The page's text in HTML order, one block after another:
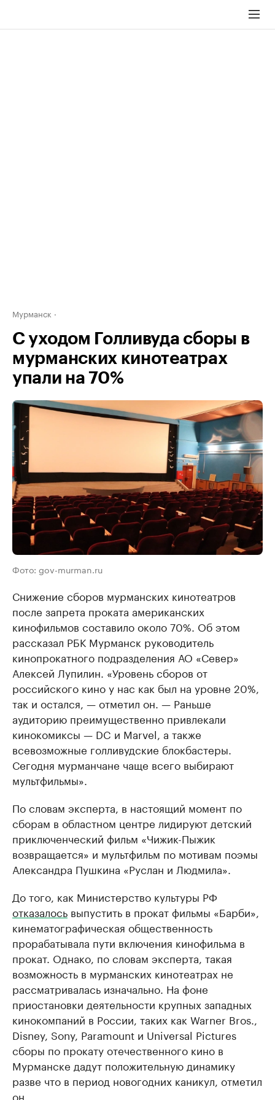
Мурманск
С уходом Голливуда сборы в
мурманских кинотеатрах
упали на 70%
Фото: gov-murman.ru
Снижение сборов мурманских кинотеатров
после запрета проката американских
кинофильмов составило около 70%. Об этом
рассказал РБК Мурманск руководитель
кинопрокатного подразделения АО «Север»
Алексей Лупилин. «Уровень сборов от
российского кино у нас как был на уровне 20%,
так и остался, — отметил он. — Раньше
аудиторию преимущественно привлекали
кинокомиксы — DC и Marvel, а также
всевозможные голливудские блокбастеры.
Сегодня мурманчане чаще всего выбирают
мультфильмы».
По словам эксперта, в настоящий момент по
сборам в областном центре лидируют детский
приключенческий фильм «Чижик-Пыжик
возвращается» и мультфильм по мотивам поэмы
Александра Пушкина «Руслан и Людмила».
До того, как Министерство культуры РФ
отказалось выпустить в прокат фильмы «Барби»,
кинематографическая общественность
прорабатывала пути включения кинофильма в
прокат. Однако, по словам эксперта, такая
возможность в мурманских кинотеатрах не
рассматривалась изначально. На фоне
приостановки деятельности крупных западных
кинокомпаний в России, таких как Warner Bros.,
Disney, Sony, Paramount и Universal Pictures
сборы по прокату отечественного кино в
Мурманске дадут положительную динамику
разве что в период новогодних каникул, отметил
он.